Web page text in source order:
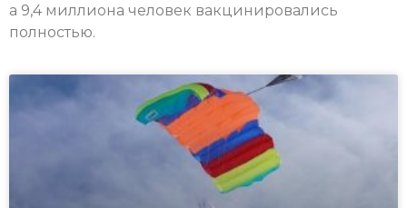
а 9,4 миллиона человек вакцинировались
полностью.